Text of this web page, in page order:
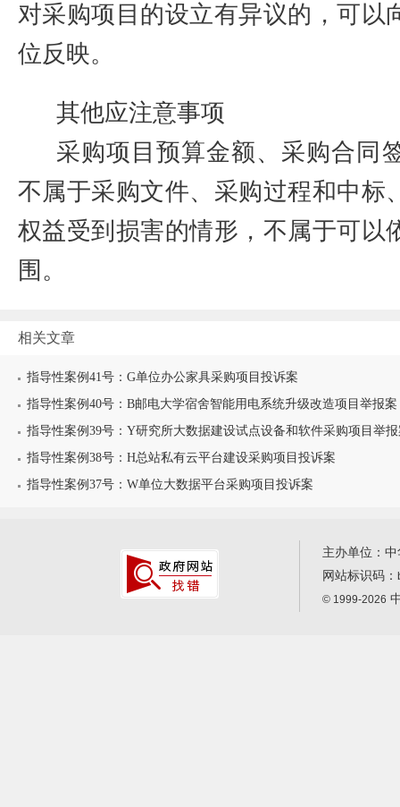
对采购项目的设立有异议的，可以
位反映。
其他应注意事项
采购项目预算金额、采购合同
不属于采购文件、采购过程和中标
权益受到损害的情形，不属于可以
围。
相关文章
指导性案例41号：G单位办公家具采购项目投诉案
指导性案例40号：B邮电大学宿舍智能用电系统升级改造项目举报案
指导性案例39号：Y研究所大数据建设试点设备和软件采购项目举
指导性案例38号：H总站私有云平台建设采购项目投诉案
指导性案例37号：W单位大数据平台采购项目投诉案
主办单位：
网站标识码：
© 1999-2026